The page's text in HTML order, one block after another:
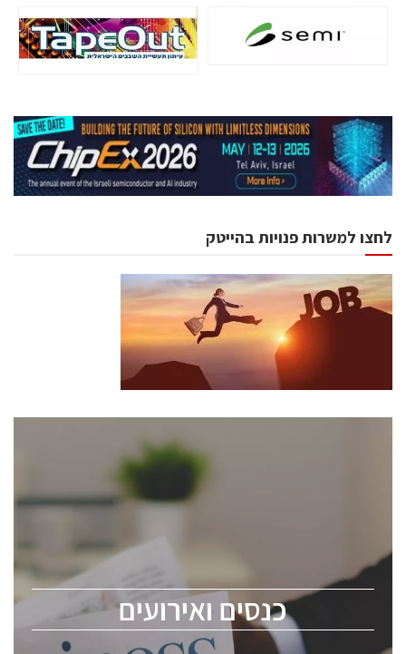
לחצו למשרות פנויות בהייטק
כנסים ואירועים
כנסים ואירועים
לכל העוסקים בתעשיית הסמיקונדקטור כולל מהנדסים,
ChipEx2026 will be held on May 12-13, 2026. The